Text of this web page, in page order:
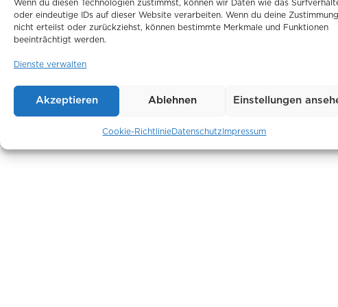
Wenn du diesen Technologien zustimmst, können wir Daten wie das
oder eindeutige IDs auf dieser Website verarbeiten. Wenn du deine Zustimmung
nicht erteilst oder zurückziehst, können bestimmte Merkmale und Funktionen
beeinträchtigt werden.
Dienste verwalten
Akzeptieren Ablehnen Einstellungen
Cookie-RichtlinieDatenschutz Impressum